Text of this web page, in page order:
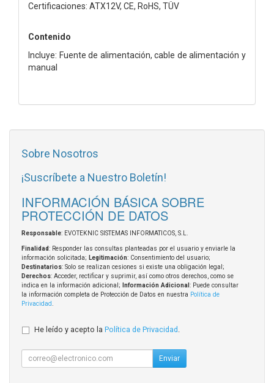
Certificaciones: ATX12V, CE, RoHS, TÜV
Contenido
Incluye: Fuente de alimentación, cable de alimentación y
manual
Sobre Nosotros
¡Suscríbete a Nuestro Boletín!
INFORMACIÓN BÁSICA SOBRE
PROTECCIÓN DE DATOS
Responsable: EVOTEKNIC SISTEMAS INFORMATICOS, S.L.
Finalidad: Responder las consultas planteadas por el usuario y enviarle la
información solicitada; Legitimación: Consentimiento del usuario;
Destinatarios: Solo se realizan cesiones si existe una obligación legal;
Derechos: Acceder, rectificar y suprimir, así como otros derechos, como se
indica en la información adicional;
Información Adicional : Puede consultar
la información completa de Protección de Datos en nuestra Política de
Privacidad
He leído y acepto la Política de Privacidad
Enviar